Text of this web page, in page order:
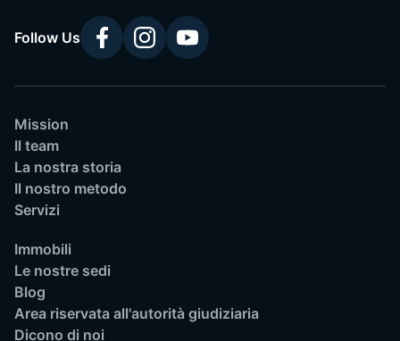
Follow Us
Mission
Il team
La nostra storia
Il nostro metodo
Servizi
Immobili
Le nostre sedi
Blog
Area riservata all'autorità giudiziaria
Dicono di noi